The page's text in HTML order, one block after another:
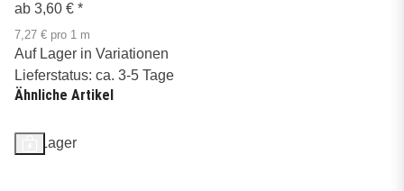
ab 3,60 € *
7,27 € pro 1 m
Auf Lager in Variationen
Lieferstatus: ca. 3-5 Tage
Ähnliche Artikel
Auf Lager